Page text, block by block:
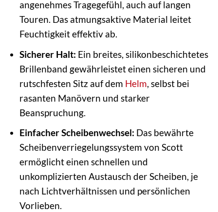
angenehmes Tragegefühl, auch auf langen
Touren. Das atmungsaktive Material leitet
Feuchtigkeit effektiv ab.
Sicherer Halt: Ein breites, silikonbeschichtetes
Brillenband gewährleistet einen sicheren und
rutschfesten Sitz auf dem Helm , selbst bei
rasanten Manövern und starker
Beanspruchung.
Einfacher Scheibenwechsel: Das bewährte
Scheibenverriegelungssystem von Scott
ermöglicht einen schnellen und
unkomplizierten Austausch der Scheiben, je
nach Lichtverhältnissen und persönlichen
Vorlieben.